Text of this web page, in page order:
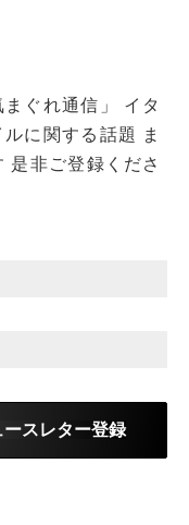
ぐれ通信」
イタ
に関する話題
ま
是非ご登録くださ
ースレター登録